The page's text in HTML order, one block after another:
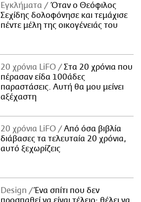
Εγκλήματα
Όταν ο Θεόφιλος
Σεχίδης δολοφόνησε και τεμάχισε
πέντε μέλη της οικογένειάς του
20 χρόνια LiFO
Στα 20 χρόνια που
πέρασαν είδα 100άδες
παραστάσεις. Αυτή θα μου μείνει
αξέχαστη
20 χρόνια LiFO
Από όσα βιβλία
διάβασες τα τελευταία 20 χρόνια,
αυτό ξεχωρίζεις
Design
Ένα σπίτι που δεν